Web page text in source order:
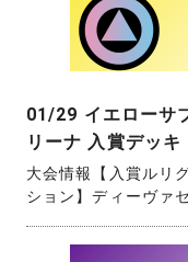
01/29 イエローサ
リーナ 入賞デッキ
大会情報【入賞ルリ
ション】ディーヴァ